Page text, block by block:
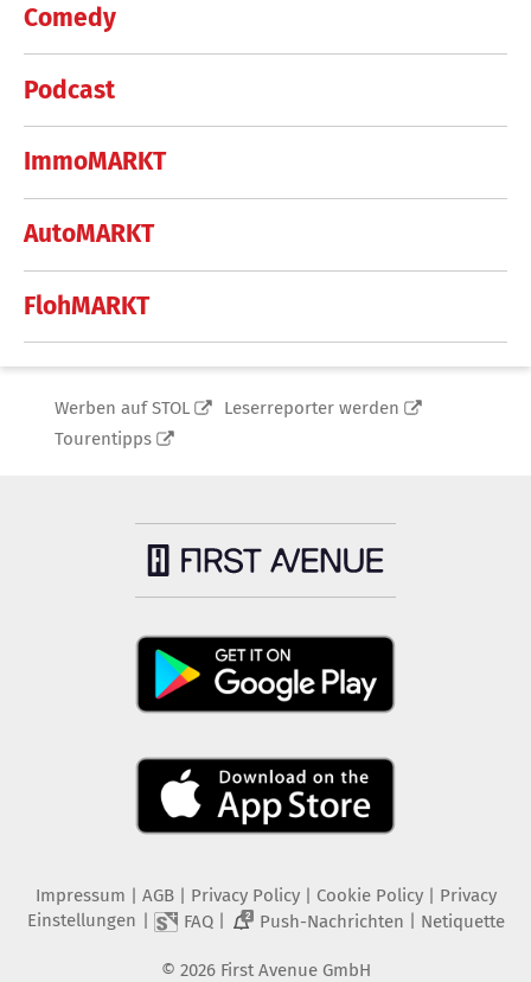
Comedy
Podcast
ImmoMARKT
AutoMARKT
FlohMARKT
Werben auf STOL
Leserreporter werden
Tourentipps
Impressum AGB Privacy Policy| Cookie Policy| Privacy
Einstellungen
FAQ| 2 Push-Nachrichten Netiquette
© 2026 First Avenue GmbH